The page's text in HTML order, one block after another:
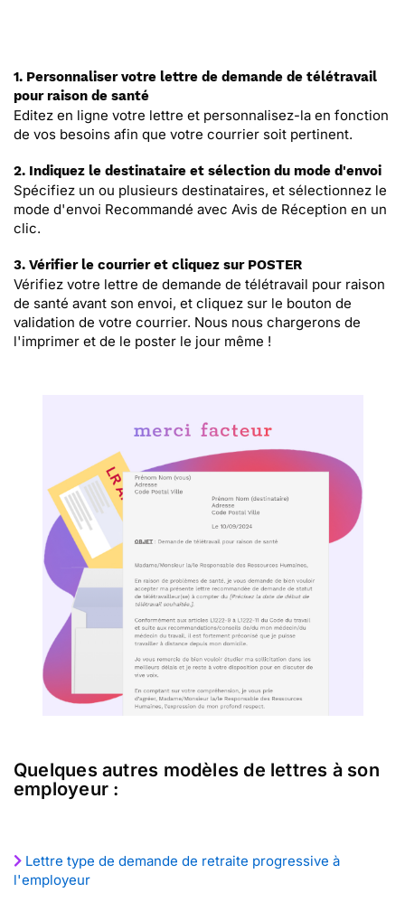
1. Personnaliser votre lettre de demande de télétravail
pour raison de santé
Editez en ligne votre lettre et personnalisez-la en fonction
de vos besoins afin que votre courrier soit pertinent.
2. Indiquez le destinataire et sélection du mode d'envoi
Spécifiez un ou plusieurs destinataires, et sélectionnez le
mode d'envoi Recommandé avec Avis de Réception en un
clic.
3. Vérifier le courrier et cliquez sur POSTER
Vérifiez votre lettre de demande de télétravail pour raison
de santé avant son envoi, et cliquez sur le bouton de
validation de votre courrier. Nous nous chargerons de
l'imprimer et de le poster le jour même !
Quelques autres modèles de lettres à son
employeur :
Lettre type de demande de retraite progressive à
l'employeur